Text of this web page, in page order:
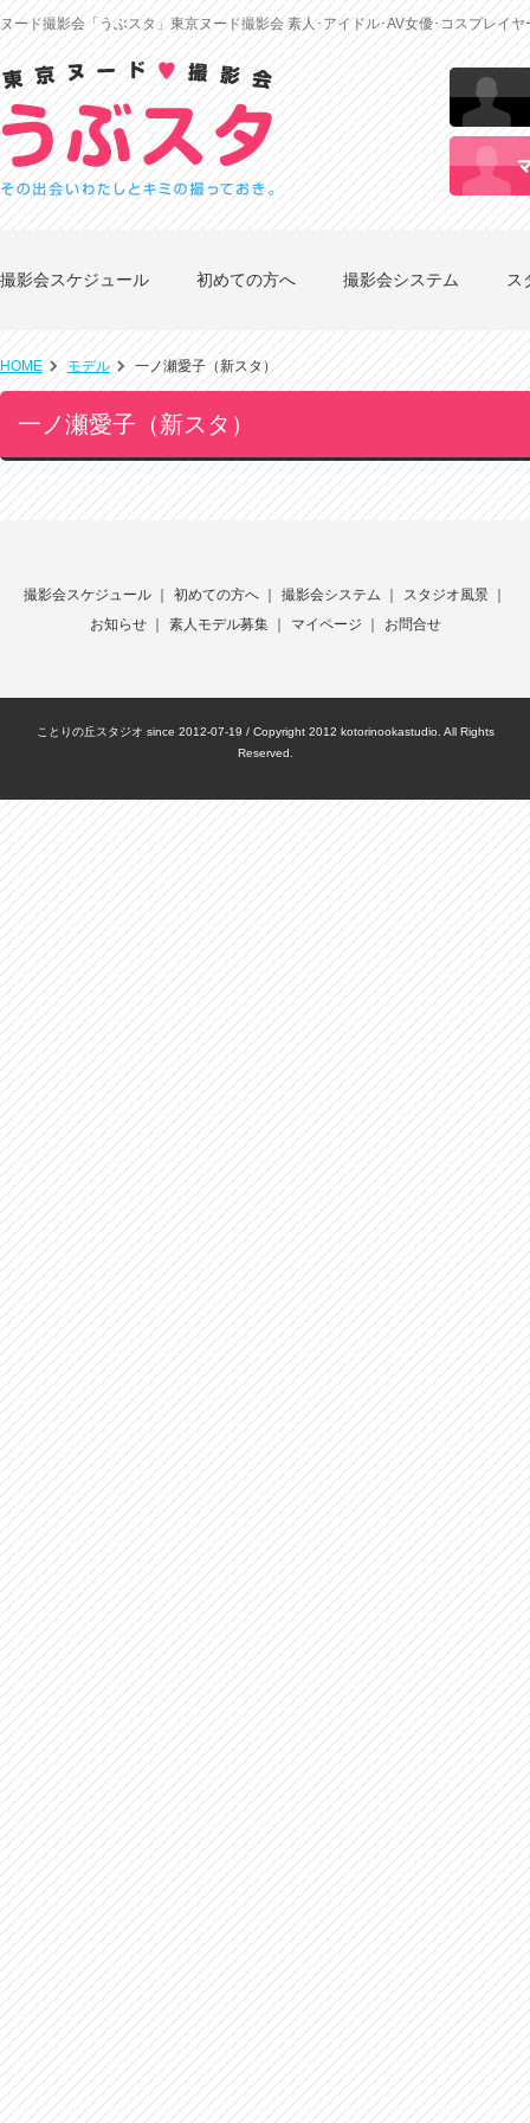
ヌード撮影会「うぶスタ」東京ヌード撮影会 素人･アイドル･AV女優･コスプレイ
撮影会スケジュール 初めての方へ 撮影会システム ス
HOME モデル 一ノ瀬愛子（新スタ）
一ノ瀬愛子（新スタ）
撮影会スケジュール 初めての方へ 撮影会システム スタジオ風景
お知らせ｜ 素人モデル募集｜ マイページ お問合せ
ことりの丘スタジオ since 2012-07-19 / Copyright 2012 kotorinookastudio. All Rights
Reserved.